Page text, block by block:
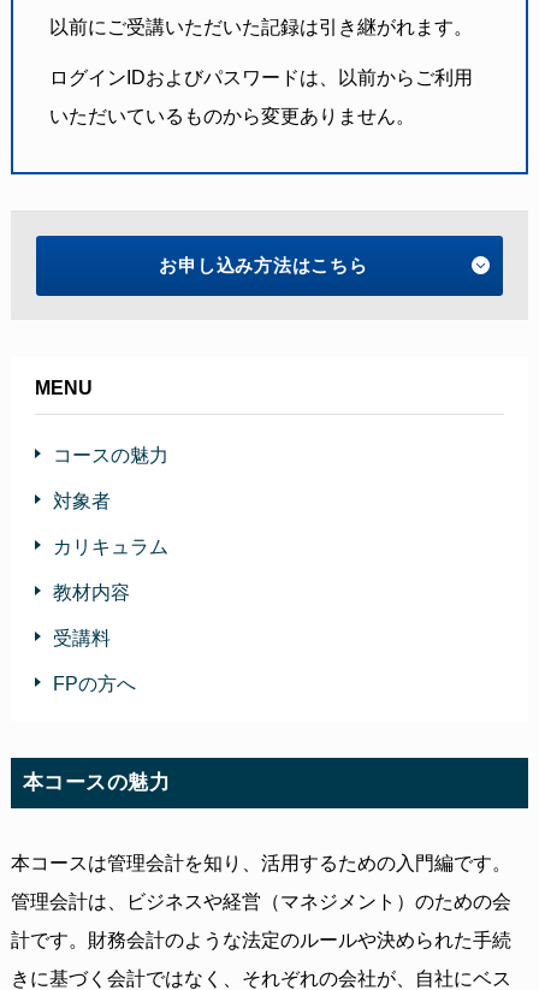
以前にご受講いただいた記録は引き継がれます。
ログインIDおよびパスワードは、以前からご利用
いただいているものから変更ありません。
お申し込み方法はこちら
MENU
コースの魅力
対象者
カリキュラム
教材内容
受講料
FPの方へ
本コースの魅力
本コースは管理会計を知り、活用するための入門編です。
管理会計は、ビジネスや経営（マネジメント）のための会
計です。財務会計のような法定のルールや決められた手続
きに基づく会計ではなく、それぞれの会社が、自社にベス